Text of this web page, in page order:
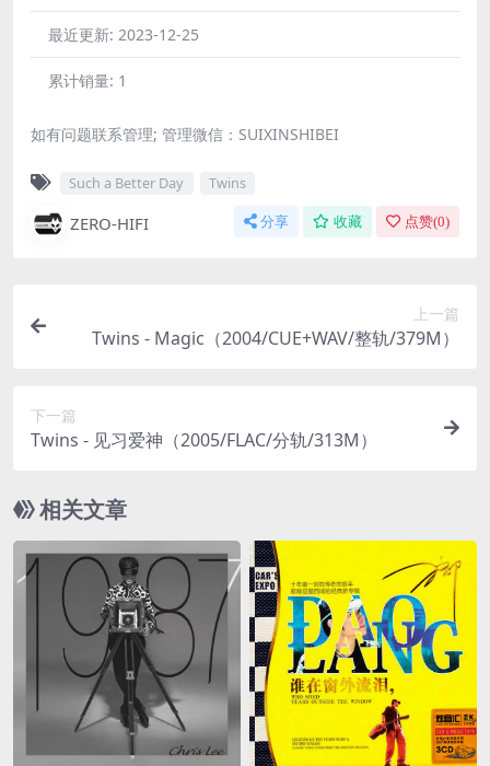
最近更新: 2023-12-25
累计销量: 1
如有问题联系管理; 管理微信：SUIXINSHIBEI
Such a Better Day Twins
ZERO-HIFI 分享 收藏 点赞(0)
上一篇
Twins - Magic（2004/CUE+WAV/整轨/379M）
下一篇
Twins - 见习爱神（2005/FLAC/分轨/313M）
相关文章